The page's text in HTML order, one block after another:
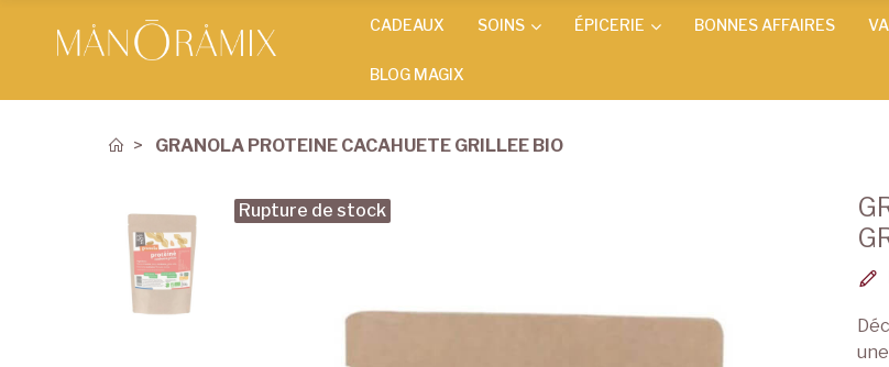
CADEAUX SOINS ÉPICERIE BONNES AFFAIRES
BLOG MAGIX
GRANOLA PROTEINE CACAHUETE GRILLEE BIO
Rupture de stock